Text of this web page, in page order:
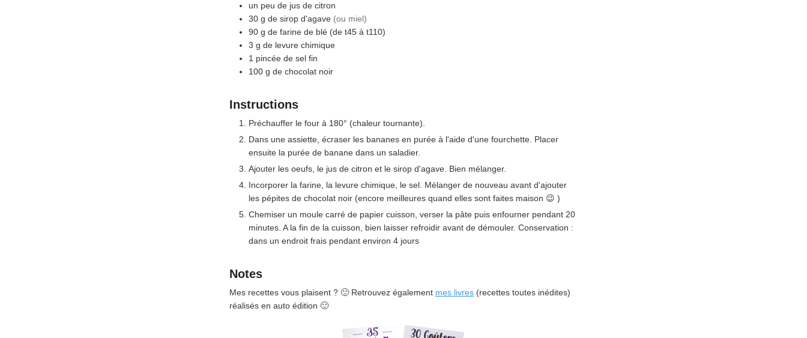
un peu de jus de citron
30 g de sirop d'agave (ou miel)
90 g de farine de blé (de t45 à t110)
3 g de levure chimique
1 pincée de sel fin
100 g de chocolat noir
Instructions
Préchauffer le four à 180° (chaleur tournante).
Dans une assiette, écraser les bananes en purée à l'aide d'une fourchette. Placer
ensuite la purée de banane dans un saladier.
Ajouter les oeufs, le jus de citron et le sirop d'agave. Bien mélanger.
Incorporer la farine, la levure chimique, le sel. Mélanger de nouveau avant d'ajouter
les pépites de chocolat noir (encore meilleures quand elles sont faites maison 😉 )
Chemiser un moule carré de papier cuisson, verser la pâte puis enfourner pendant 20
minutes. A la fin de la cuisson, bien laisser refroidir avant de démouler. Conservation :
dans un endroit frais pendant environ 4 jours
Notes
Mes recettes vous plaisent ? 🙂 Retrouvez également mes livres (recettes toutes inédites)
réalisés en auto édition 🙂